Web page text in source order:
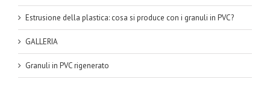
Estrusione della plastica: cosa si produce con i granuli in PVC?
GALLERIA
Granuli in PVC rigenerato